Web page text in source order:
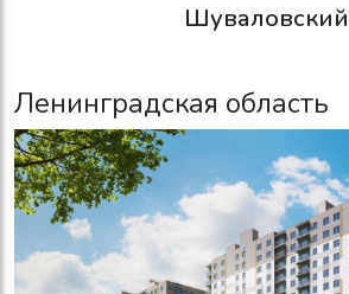
Шуваловский
Ленинградская область